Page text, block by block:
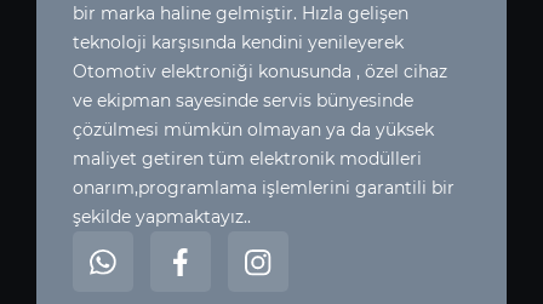
bir marka haline gelmiştir. Hızla gelişen
teknoloji karşısında kendini yenileyerek
Otomotiv elektroniği konusunda , özel cihaz
ve ekipman sayesinde servis bünyesinde
çözülmesi mümkün olmayan ya da yüksek
maliyet getiren tüm elektronik modülleri
onarım,programlama işlemlerini garantili bir
şekilde yapmaktayız..